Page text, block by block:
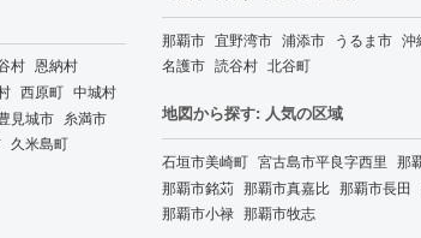
村 恩納村
西原町 中城村
見城市 糸満市
久米島町
那覇市 宜野湾市 浦添市 うるま市 沖
名護市 読谷村 北谷町
地図から探す: 人気の区域
石垣市美崎町 宮古島市平良字西里 那
那覇市銘苅 那覇市真嘉比 那覇市長田
那覇市小禄 那覇市牧志